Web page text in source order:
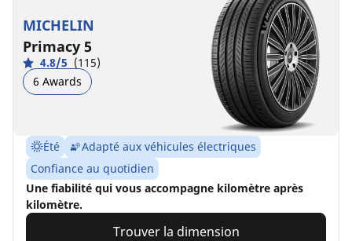
MICHELIN
Primacy 5
4.8/5 (115)
6 Awards
Été
Adapté aux véhicules électriques
Confiance au quotidien
Une fiabilité qui vous accompagne kilomètre après
kilomètre.
Trouver la dimension